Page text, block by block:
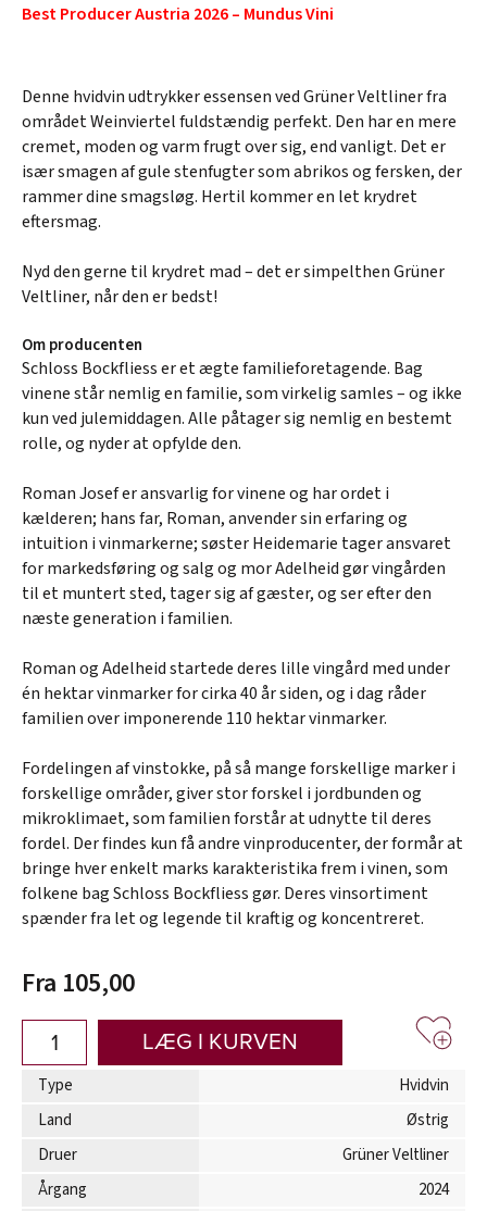
Best Producer Austria 2026 – Mundus Vini
Denne hvidvin udtrykker essensen ved Grüner Veltliner fra
området Weinviertel fuldstændig perfekt. Den har en mere
cremet, moden og varm frugt over sig, end vanligt. Det er
især smagen af gule stenfugter som abrikos og fersken, der
rammer dine smagsløg. Hertil kommer en let krydret
eftersmag.
Nyd den gerne til krydret mad – det er simpelthen Grüner
Veltliner, når den er bedst!
Om producenten
Schloss Bockfliess er et ægte familieforetagende. Bag
vinene står nemlig en familie, som virkelig samles – og ikke
kun ved julemiddagen. Alle påtager sig nemlig en bestemt
rolle, og nyder at opfylde den.
Roman Josef er ansvarlig for vinene og har ordet i
kælderen; hans far, Roman, anvender sin erfaring og
intuition i vinmarkerne; søster Heidemarie tager ansvaret
for markedsføring og salg og mor Adelheid gør vingården
til et muntert sted, tager sig af gæster, og ser efter den
næste generation i familien.
Roman og Adelheid startede deres lille vingård med under
én hektar vinmarker for cirka 40 år siden, og i dag råder
familien over imponerende 110 hektar vinmarker.
Fordelingen af vinstokke, på så mange forskellige marker i
forskellige områder, giver stor forskel i jordbunden og
mikroklimaet, som familien forstår at udnytte til deres
fordel. Der findes kun få andre vinproducenter, der formår at
bringe hver enkelt marks karakteristika frem i vinen, som
folkene bag Schloss Bockfliess gør. Deres vinsortiment
spænder fra let og legende til kraftig og koncentreret.
Fra 105,00
LÆG I KURVEN
Type
Hvidvin
Land
Østrig
Druer
Grüner Veltliner
Årgang
2024